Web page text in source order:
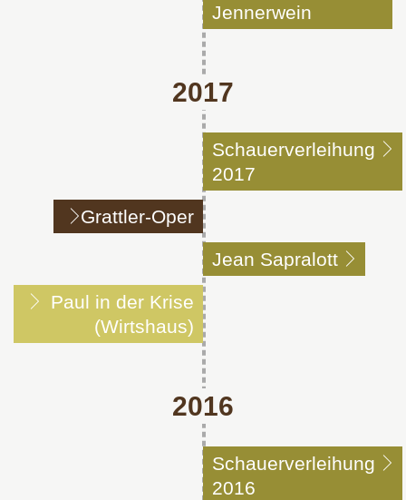
Jennerwein
2017
Schauerverleihung
2017
Grattler-Oper
Jean Sapralott
Paul in der Krise
(Wirtshaus)
2016
Schauerverleihung
2016